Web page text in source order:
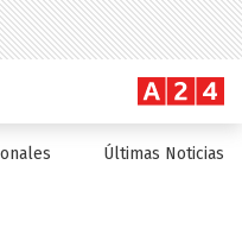
Últimas Noticias